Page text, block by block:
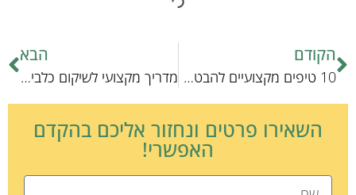
הקודם
10 טיפים מקצועיים להבטחת הסרת שיער מהירה ויעילה
הבא
מדריך מקצועי לשיקום כלבים: טכניקות וגישות מתקדמות
השאירו פרטים ונחזור אליכם בהקדם
האפשרי!